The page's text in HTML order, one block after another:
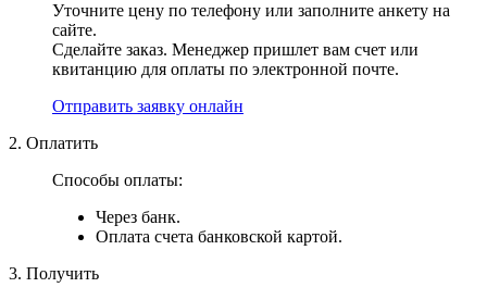
Уточните цену по телефону или заполните анкету на
сайте.
Сделайте заказ. Менеджер пришлет вам счет или
квитанцию для оплаты по электронной почте.
Отправить заявку онлайн
2. Оплатить
Способы оплаты:
Через банк.
Оплата счета банковской картой.
3. Получить